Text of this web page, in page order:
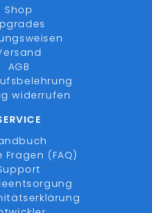
Shop
AGB
widerrufen
Fragen (FAQ)